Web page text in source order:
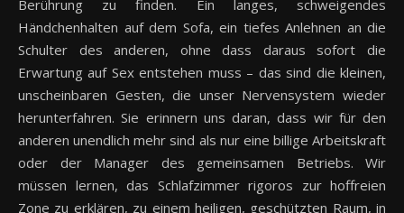
Berührung zu finden. Ein langes, schweigendes
Händchenhalten auf dem Sofa, ein tiefes Anlehnen an die
Schulter des anderen, ohne dass daraus sofort die
Erwartung auf Sex entstehen muss – das sind die kleinen,
unscheinbaren Gesten, die unser Nervensystem wieder
herunterfahren. Sie erinnern uns daran, dass wir für den
anderen unendlich mehr sind als nur eine billige Arbeitskraft
oder der Manager des gemeinsamen Betriebs. Wir
müssen lernen, das Schlafzimmer rigoros zur hoffreien
Zone zu erklären, zu einem heiligen, geschützten Raum, in